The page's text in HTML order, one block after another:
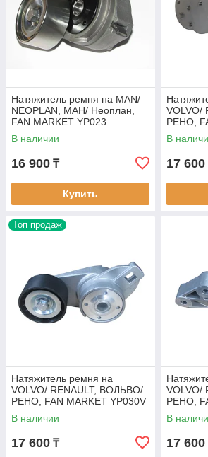
Натяжитель ремня на MAN/
NEOPLAN, МАН/ Неоплан,
FAN MARKET YP023
В наличии
16 900 ₸
Купить
VOLVO/
РЕНО,
В
17 600
Топ продаж
Натяжитель ремня на
VOLVO/ RENAULT, ВОЛЬВО/
РЕНО, FAN MARKET YP030V
В наличии
17 600 ₸
VOLVO/
РЕНО,
В
17 600